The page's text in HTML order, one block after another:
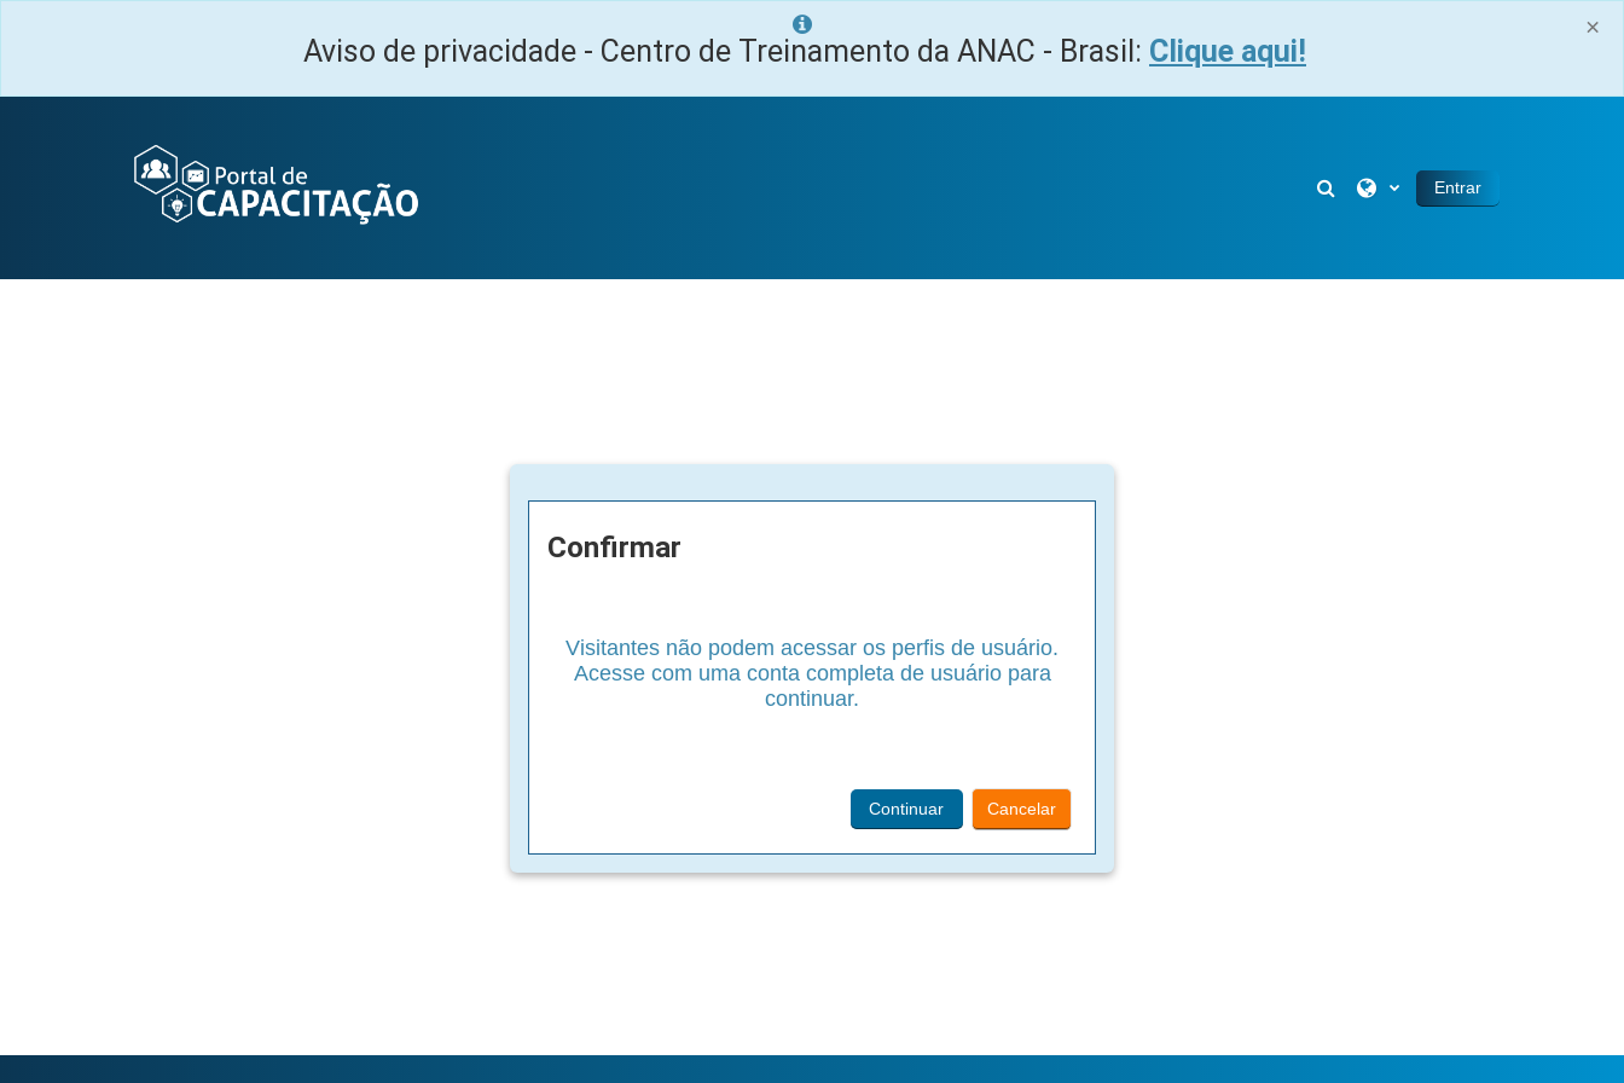
×
Aviso de privacidade - Centro de Treinamento da ANAC - Brasil: Clique aqui!
Alternar entrada de pesquisa
Entrar
Confirmar
Visitantes não podem acessar os perfis de usuário.
Acesse com uma conta completa de usuário para
continuar.
Continuar Cancelar